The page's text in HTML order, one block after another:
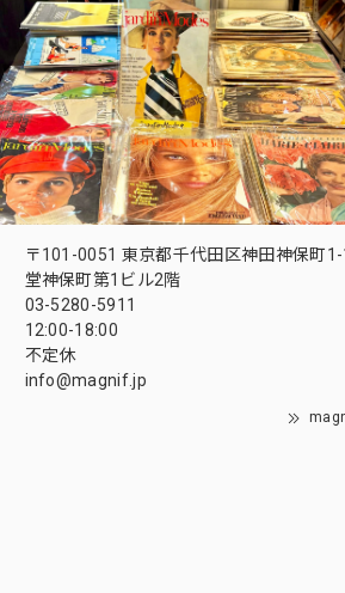
〒101-0051 東京都千代田区神田神保町
堂神保町第1ビル2階
03-5280-5911
12:00-18:00
不定休
info@magnif.jp